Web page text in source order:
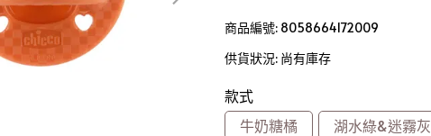
商品編號: 8058664172009
供貨狀況: 尚有庫存
款式
牛奶糖橘
湖水綠&迷霧灰